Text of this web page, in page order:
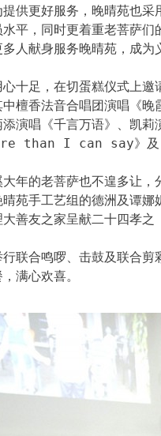
供更好服务，晚晴苑也
平，同时更着重老菩萨们
人献身服务晚晴苑，成为
十足，在切蛋糕仪式上
檀香法音合唱团演唱《
演唱《千言万语》、凯
than I can say》及《爱
年的老菩萨也不遑多让
苑手工艺组的德洲及谭
善友之家呈献二十四孝之
联合鸣啰、击鼓及联合
满心欢喜。